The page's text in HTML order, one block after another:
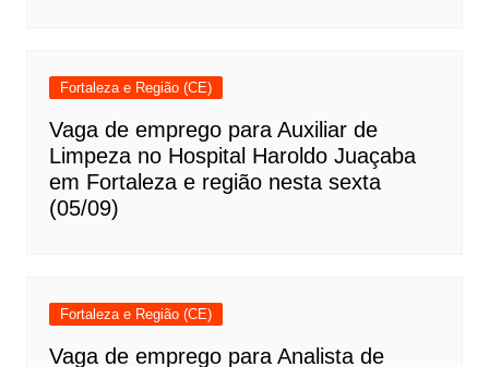
Fortaleza e Região (CE)
Vaga de emprego para Auxiliar de
Limpeza no Hospital Haroldo Juaçaba
em Fortaleza e região nesta sexta
(05/09)
Fortaleza e Região (CE)
Vaga de emprego para Analista de